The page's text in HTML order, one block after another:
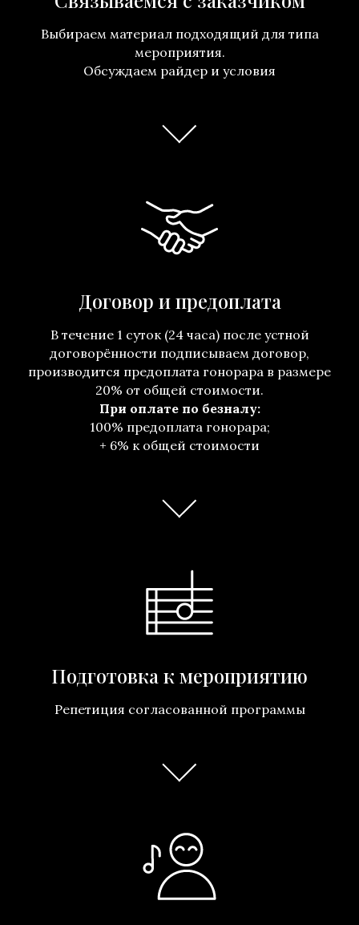
Выбираем материал подходящий для типа
мероприятия.
Обсуждаем райдер и условия
Договор и предоплата
В течение 1 суток (24 часа) после устной
договорённости подписываем договор,
производится предоплата гонорара в размере
20% от общей стоимости.
При оплате по безналу:
100% предоплата гонорара;
+ 6% к общей стоимости
Подготовка к мероприятию
Репетиция согласованной программы